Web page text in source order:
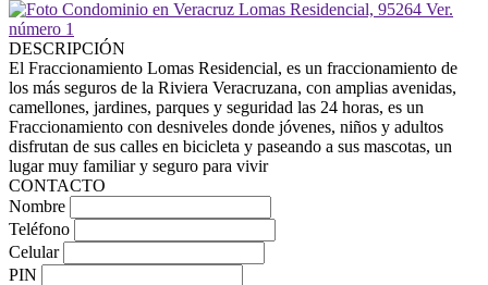
DESCRIPCIÓN
El Fraccionamiento Lomas Residencial, es un fraccionamiento de
los más seguros de la Riviera Veracruzana, con amplias avenidas,
camellones, jardines, parques y seguridad las 24 horas, es un
Fraccionamiento con desniveles donde jóvenes, niños y adultos
disfrutan de sus calles en bicicleta y paseando a sus mascotas, un
lugar muy familiar y seguro para vivir
CONTACTO
Nombre
Teléfono
Celular
PIN